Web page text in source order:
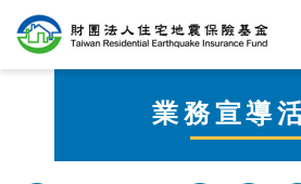
業務宣導